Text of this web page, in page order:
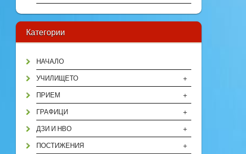
Категории
НАЧАЛО
+
УЧИЛИЩЕТО
+
ПРИЕМ
+
ГРАФИЦИ
+
ДЗИ И НВО
+
ПОСТИЖЕНИЯ